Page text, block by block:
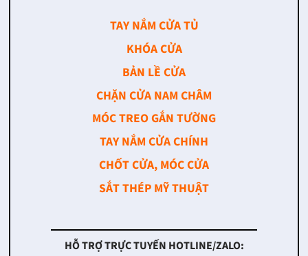
TAY NẮM CỬA TỦ
KHÓA CỬA
BẢN LỀ CỬA
CHẶN CỬA NAM CHÂM
MÓC TREO GẮN TƯỜNG
TAY NẮM CỬA CHÍNH
CHỐT CỬA, MÓC CỬA
SẮT THÉP MỸ THUẬT
HỖ TRỢ TRỰC TUYẾN HOTLINE/ZALO: